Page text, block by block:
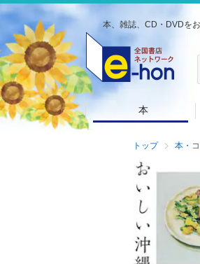
本、雑誌、CD・DVDを
本
トップ 本・